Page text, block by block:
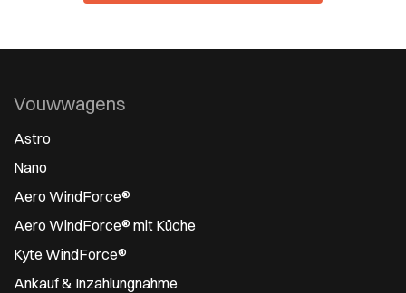
Vouwwagens
Astro
Nano
Aero WindForce®
Aero WindForce® mit Küche
Kyte WindForce®
Ankauf & Inzahlungnahme